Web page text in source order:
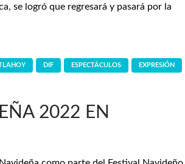
se logró que regresará y pasará por la
DIF ESPECTÁCULOS EXPRESIÓN
2022 EN